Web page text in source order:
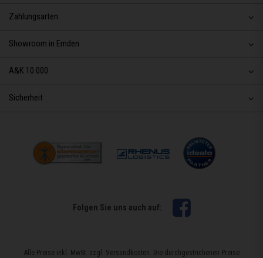
Zahlungsarten
Showroom in Emden
A&K 10.000
Sicherheit
Folgen Sie uns auch auf:
Alle Preise inkl. MwSt. zzgl. Versandkosten. Die durchgestrichenen Preise